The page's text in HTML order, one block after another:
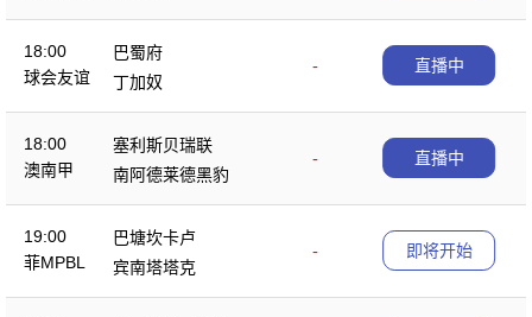
18:00
球会友谊
巴蜀府
-
丁加奴
直播中
18:00
澳南甲
塞利斯贝瑞联
-
南阿德莱德黑豹
直播中
19:00
菲MPBL
巴塘坎卡卢
-
宾南塔塔克
即将开始